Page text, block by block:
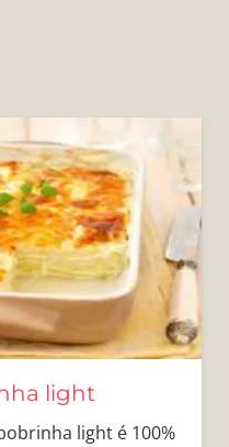
light
light é 100%